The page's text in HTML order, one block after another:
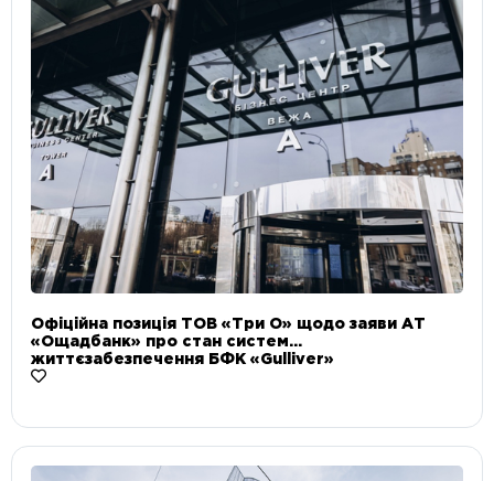
Офіційна позиція ТОВ «Три О» щодо заяви АТ
«Ощадбанк» про стан систем
життєзабезпечення БФК «Gulliver»